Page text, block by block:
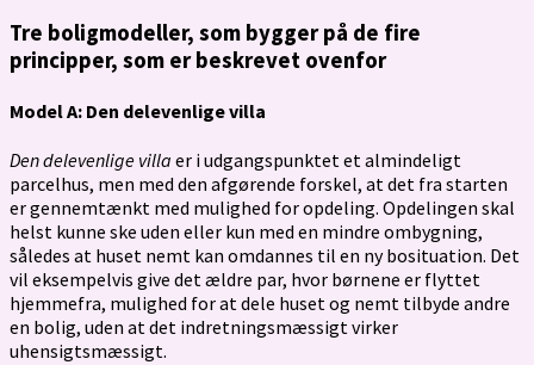
Tre boligmodeller, som bygger på de fire
principper, som er beskrevet ovenfor
Model A: Den delevenlige villa
Den delevenlige villa er i udgangspunktet et almindeligt
parcelhus, men med den afgørende forskel, at det fra starten
er gennemtænkt med mulighed for opdeling. Opdelingen skal
helst kunne ske uden eller kun med en mindre ombygning,
således at huset nemt kan omdannes til en ny bosituation. Det
vil eksempelvis give det ældre par, hvor børnene er flyttet
hjemmefra, mulighed for at dele huset og nemt tilbyde andre
en bolig, uden at det indretningsmæssigt virker
uhensigtsmæssigt.